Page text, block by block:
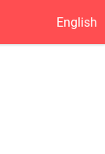
English